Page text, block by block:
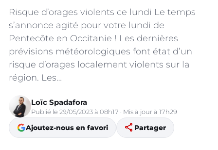
Risque d’orages violents ce lundi Le temps
s’annonce agité pour votre lundi de
Pentecôte en Occitanie ! Les dernières
prévisions météorologiques font état d’un
risque d’orages localement violents sur la
région. Les…
Loïc Spadafora
Publié le 29/05/2023 à 08h17 · Mis à jour à 17h29
Ajoutez-nous en favori share Partager